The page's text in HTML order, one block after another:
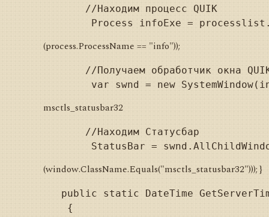
       //Находим процесс QUIK
(process.ProcessName == "info"));
//Получаем обработчик окна
msctls_statusbar32
       //Находим Статусбар
(window.ClassName.Equals("msctls_statusbar32"))); }
public static DateTime
    {